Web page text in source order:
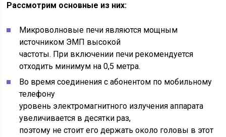
Рассмотрим основные из них:
Микроволновые печи являются мощным
источником ЭМП высокой
частоты. При включении печи рекомендуется
отходить минимум на 0,5 метра.
Во время соединения с абонентом по мобильному
телефону
уровень электромагнитного излучения аппарата
увеличивается в десятки раз,
поэтому не стоит его держать около головы в этот